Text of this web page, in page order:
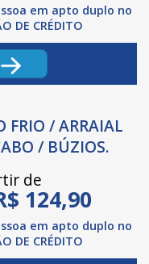
em apto duplo no
DE CRÉDITO
FRIO / ARRAIAL
/ BÚZIOS.
de
124,90
em apto duplo no
DE CRÉDITO